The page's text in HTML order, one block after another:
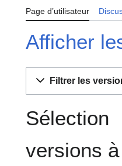
Page d’utilisateur
Afficher
Filtrer les
versions